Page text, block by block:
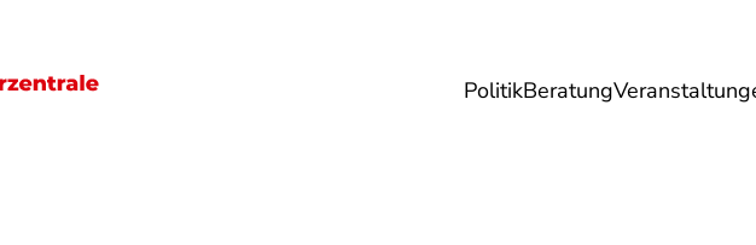
PolitikBeratung
Geld & Versicherungen Digitales Energie &